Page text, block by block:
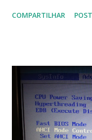
Na última versão
COMPARTILHAR